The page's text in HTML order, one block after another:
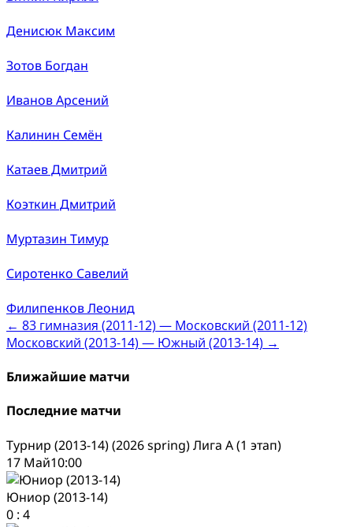
Денисюк Максим
Зотов Богдан
Иванов Арсений
Калинин Семён
Катаев Дмитрий
Коэткин Дмитрий
Муртазин Тимур
Сиротенко Савелий
Филипенков Леонид
Post
navigation
← 83 гимназия (2011-12) — Московский (2011-12)
Московский (2013-14) — Южный (2013-14) →
Ближайшие матчи
Последние матчи
Турнир (2013-14) (2026 spring) Лига А (1 этап)
17 Май10:00
Юниор (2013-14)
0 : 4